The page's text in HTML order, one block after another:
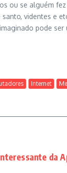
ou se alguém
videntes e
pode
Internet
da